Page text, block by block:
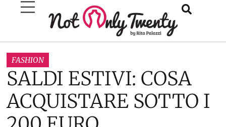
FASHION
SALDI ESTIVI: COSA
ACQUISTARE SOTTO I